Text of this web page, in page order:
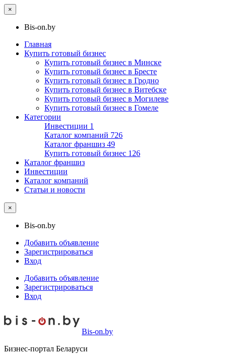
×
Bis-on.by
Главная
Купить готовый бизнес
Купить готовый бизнес в Минске
Купить готовый бизнес в Бресте
Купить готовый бизнес в Гродно
Купить готовый бизнес в Витебске
Купить готовый бизнес в Могилеве
Купить готовый бизнес в Гомеле
Категории
Инвестиции 1
Каталог компаний 726
Каталог франшиз 49
Купить готовый бизнес 126
Каталог франшиз
Инвестиции
Каталог компаний
Статьи и новости
×
Bis-on.by
Добавить объявление
Зарегистрироваться
Вход
Добавить объявление
Зарегистрироваться
Вход
Bis-on.by
Бизнес-портал Беларуси